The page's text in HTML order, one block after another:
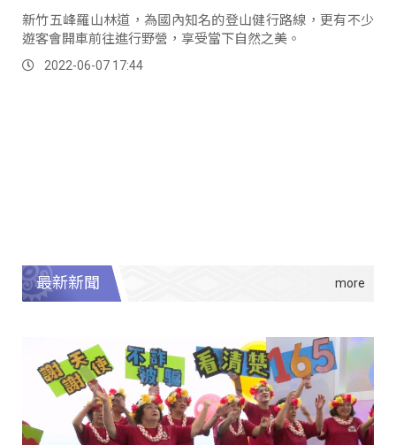
新竹五峰羅山林道，為國內知名的登山健行路線，更有不少
遊客會開車前往進行野營，享受當下自然之美。
2022-06-07 17:44
最新新聞